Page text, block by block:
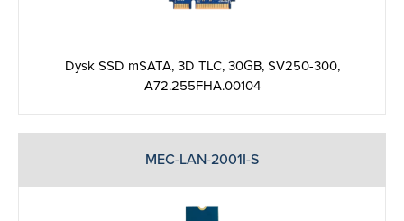
Dysk SSD mSATA, 3D TLC, 30GB, SV250-300,
A72.255FHA.00104
MEC-LAN-2001I-S